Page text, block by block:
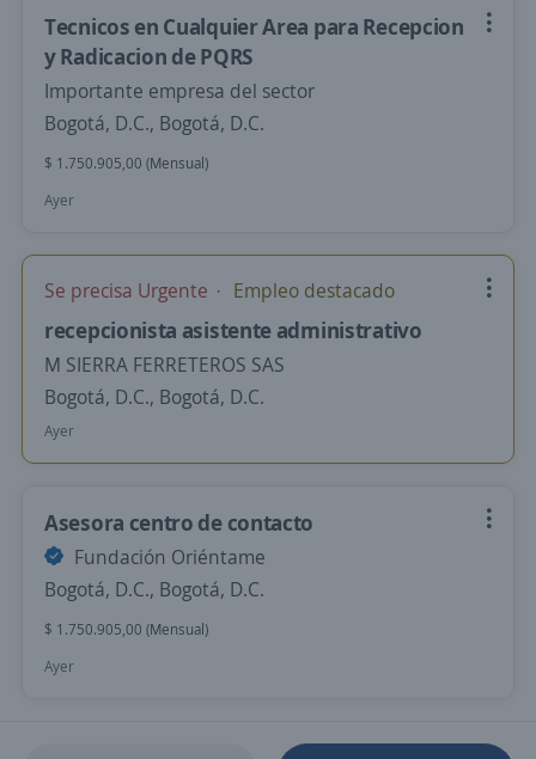
Tecnicos en Cualquier Area para Recepcion
y Radicacion de PQRS
Importante empresa del sector
Bogotá, D.C., Bogotá, D.C.
$ 1.750.905,00 (Mensual)
Ayer
Se precisa Urgente Empleo destacado
recepcionista asistente administrativo
M SIERRA FERRETEROS SAS
Bogotá, D.C., Bogotá, D.C.
Ayer
Asesora centro de contacto
Fundación Oriéntame
Bogotá, D.C., Bogotá, D.C.
$ 1.750.905,00 (Mensual)
Ayer